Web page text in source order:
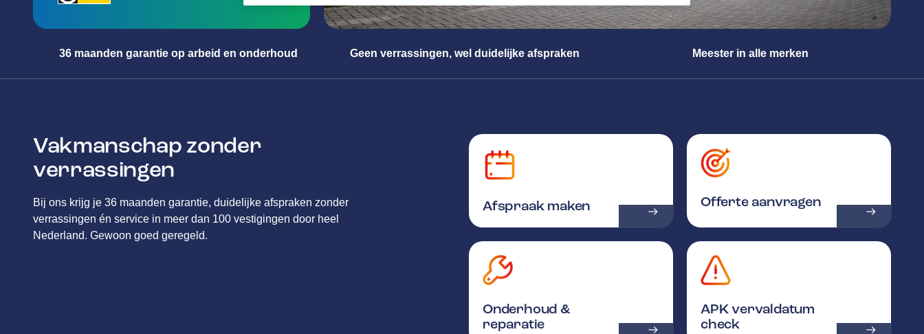
36 maanden garantie op arbeid en onderhoud Geen verrassingen, wel duidelijke afspraken Meester in alle merken
Vakmanschap zonder
verrassingen
Bij ons krijg je 36 maanden garantie, duidelijke afspraken zonder
verrassingen én service in meer dan 100 vestigingen door heel
Nederland. Gewoon goed geregeld.
Afspraak maken Offerte aanvragen
Onderhoud &
reparatie
APK vervaldatum
check